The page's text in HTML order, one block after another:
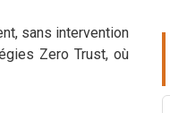
sans intervention
Zero Trust, où